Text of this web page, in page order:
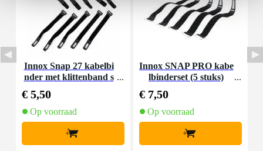
Innox Snap 27 kabelbi
nder met klittenband s
€ 5,50
Op voorraad
+
Innox SNAP PRO kabe
lbinderset (5 stuks)
€ 7,50
Op voorraad
+